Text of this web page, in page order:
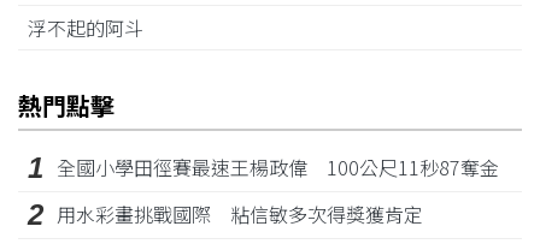
浮不起的阿斗
熱門點擊
1 全國小學田徑賽最速王楊政偉 100公尺11秒87奪金
2 用水彩畫挑戰國際 粘信敏多次得獎獲肯定